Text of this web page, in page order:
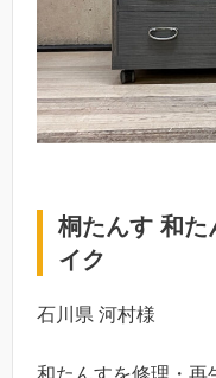
桐たんす 和
イク
石川県 河村様